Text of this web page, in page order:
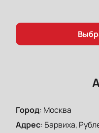
Город: Москва
Адрес: Барвиха,